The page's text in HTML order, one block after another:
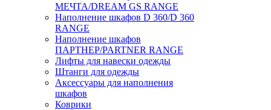
МЕЧТА/DREAM GS RANGE
Наполнение шкафов D 360/D 360
RANGE
Наполнение шкафов
ПАРТНЕР/PARTNER RANGE
Лифты для навески одежды
Штанги для одежды
Аксессуары для наполнения
шкафов
Коврики